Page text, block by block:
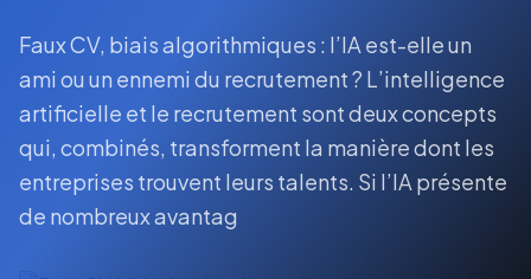
Faux CV, biais algorithmiques : l’IA est-elle un
ami ou un ennemi du recrutement ? L’intelligence
artificielle et le recrutement sont deux concepts
qui, combinés, transforment la manière dont les
entreprises trouvent leurs talents. Si l’IA présente
de nombreux avantag